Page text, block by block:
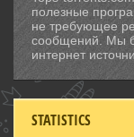
полезные
не требующее
сообщений. Мы
интернет
STATISTICS